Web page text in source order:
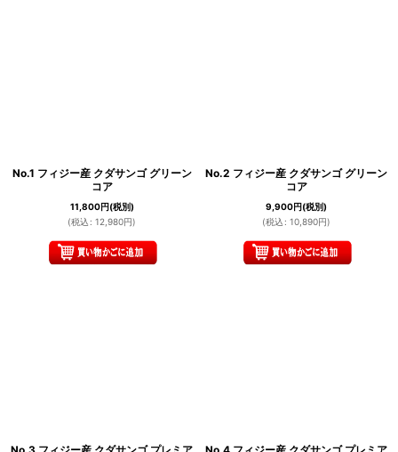
No.1 フィジー産 クダサンゴ グリーン
コア
11,800円(税別)
(税込 : 12,980円)
No.2 フィジー産 クダサンゴ グリーン
コア
9,900円(税別)
(税込 : 10,890円)